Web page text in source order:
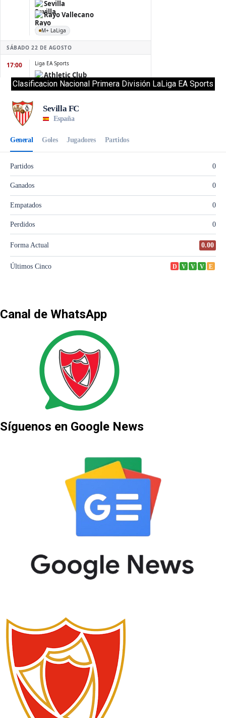
Clasificacion Nacional Primera División LaLiga EA Sports
Canal de WhatsApp
Síguenos en Google News